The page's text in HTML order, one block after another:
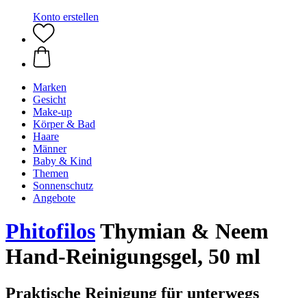
Konto erstellen
Marken
Gesicht
Make-up
Körper & Bad
Haare
Männer
Baby & Kind
Themen
Sonnenschutz
Angebote
PhitofilosThymian & Neem
Hand-Reinigungsgel, 50 ml
Praktische Reinigung für unterwegs